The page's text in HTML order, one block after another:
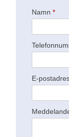
Namn *
E-